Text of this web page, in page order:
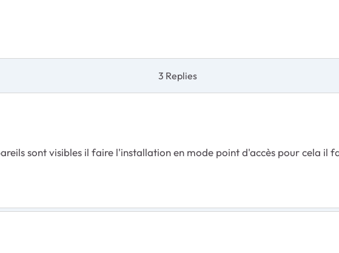
3 Replies
sont visibles il faire l'installation en mode point d'accès pour cela